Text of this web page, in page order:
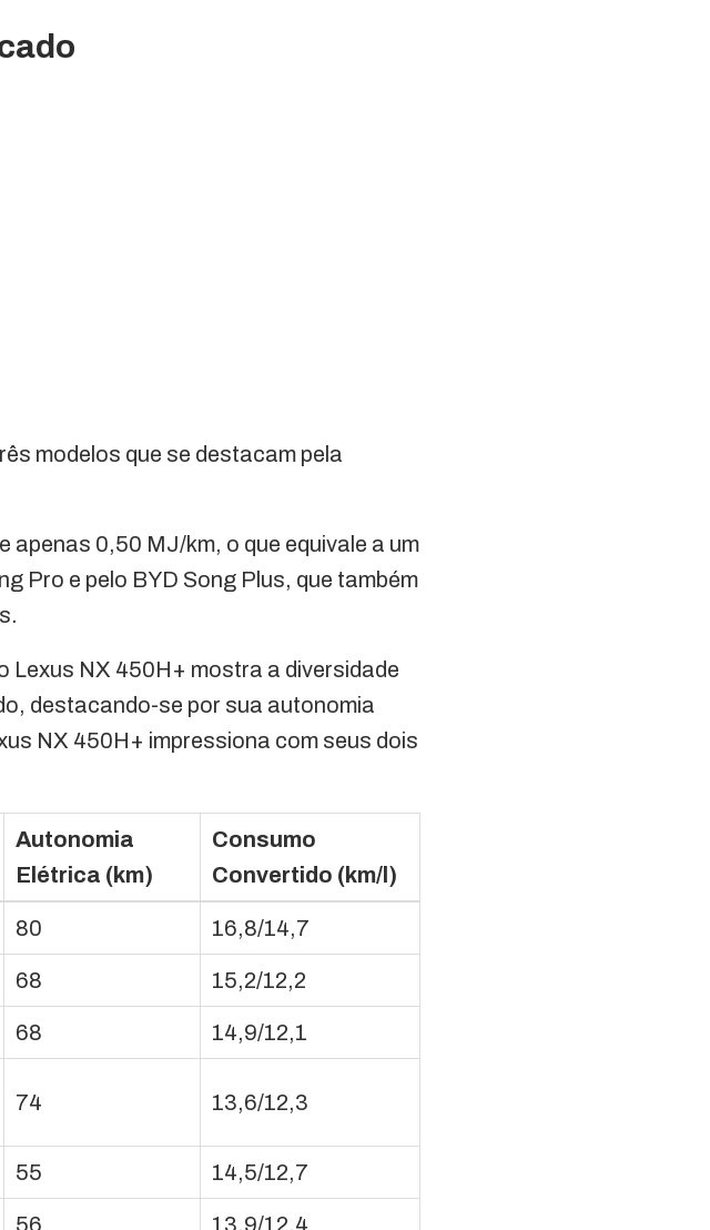
modelos que se destacam pela
apenas 0,50 MJ/km, o que equivale a um
Pro e pelo BYD Song Plus, que também
Lexus NX 450H+ mostra a diversidade
destacando-se por sua autonomia
NX 450H+ impressiona com seus dois
Autonomia
Elétrica (km)
Consumo
Convertido (km/l)
80 16,8/14,7
68 15,2/12,2
68 14,9/12,1
74 13,6/12,3
55 14,5/12,7
56 13,9/12,4